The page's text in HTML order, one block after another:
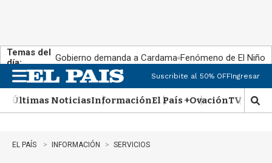
Temas del
día:
Gobierno demanda a Cardama Fenómeno de El Niño
n
u
Suscribite al 50% OFFIngresar
Últimas NoticiasInformaciónEl País +OvaciónTV Show
M
o
EL PAÍS INFORMACIÓN SERVICIOS